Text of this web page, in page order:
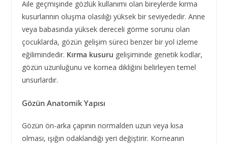
Aile geçmişinde gözlük kullanımı olan bireylerde kırma
kusurlarının oluşma olasılığı yüksek bir seviyededir. Anne
veya babasında yüksek dereceli görme sorunu olan
çocuklarda, gözün gelişim süreci benzer bir yol izleme
eğilimindedir. Kırma kusuru gelişiminde genetik kodlar,
gözün uzunluğunu ve kornea dikliğini belirleyen temel
unsurlardır.
Gözün Anatomik Yapısı
Gözün ön-arka çapının normalden uzun veya kısa
olması, ışığın odaklandığı yeri değiştirir. Korneanın